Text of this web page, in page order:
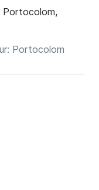
Portocolom,